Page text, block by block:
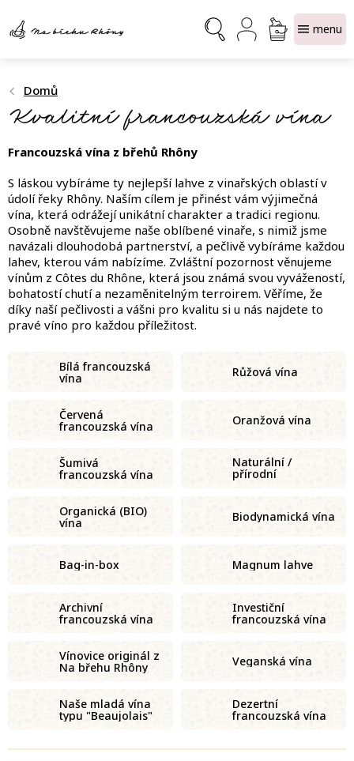
obsah
NÁKUPNÍ
KOŠÍK
Domů
Kvalitní francouzská vína
Francouzská vína z břehů Rhôny
S láskou vybíráme ty nejlepší lahve z vinařských oblastí v
údolí řeky Rhôny. Naším cílem je přinést vám výjimečná
vína, která odrážejí unikátní charakter a tradici regionu.
Osobně navštěvujeme naše oblíbené vinaře, s nimiž jsme
navázali dlouhodobá partnerství, a pečlivě vybíráme každou
lahev, kterou vám nabízíme. Zvláštní pozornost věnujeme
vínům z Côtes du Rhône, která jsou známá svou vyvážeností,
bohatostí chutí a nezaměnitelným terroirem. Věříme, že
díky naší pečlivosti a vášni pro kvalitu si u nás najdete to
pravé víno pro každou příležitost.
Bílá francouzská
vína Růžová vína
Červená
francouzská vína Oranžová vína
Šumivá
francouzská vína
Naturální /
přírodní
francouzská vína
Organická (BIO)
vína Biodynamická vína
Bag-in-box Magnum lahve
Archivní
francouzská vína
Investiční
francouzská vína
Vínovice originál z
Na břehu Rhôny Veganská vína
Naše mladá vína
typu "Beaujolais"
Dezertní
francouzská vína